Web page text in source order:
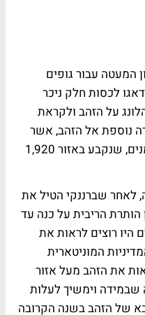
המעטה עבור גופים
לכסות חלק ניכר
על הזהב ולקראת
נוספת אל הזהב, אשר
מתקרב בצעדי ענק לשיא כל הזמנים, שנקבע באזור 1,920
לאחר שברננקי הטיל את
הותרת הריבית על כנה עד
אף שרבים היו רוצים לראות את
המוניטארית
את הזהב מעל אזור
שבמידה וימשיך לעלות
של הזהב בשנה הקרובה